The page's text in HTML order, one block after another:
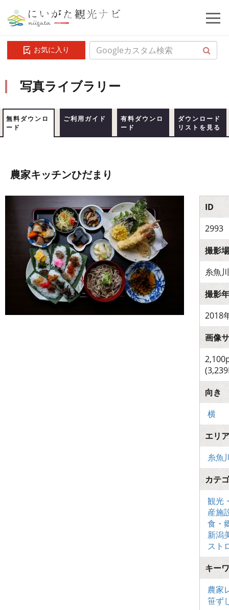
お気に入り
写真ライブラリー
無料ダウンロ
ード
ご利用ガイド
有料ダウンロ
ード
ダウンロード
リストを見る
農家キッチンひだまり
ID
2993
撮影
糸魚
撮影
2018
画像
向き
横
エリア
糸魚
カテ
観光
産施
食・
新潟
スト
キー
農家
笹ず